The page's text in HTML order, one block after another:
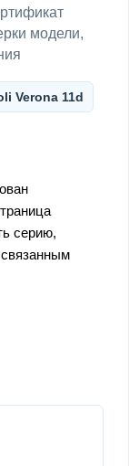
модели,
Verona 11d
серию,